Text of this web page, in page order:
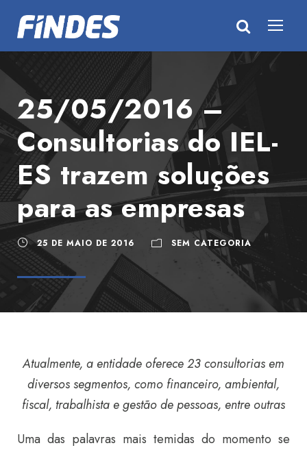
25/05/2016 –
Consultorias do IEL-
ES trazem soluções
para as empresas
25 DE MAIO DE 2016 SEM CATEGORIA
Atualmente, a entidade oferece 23 consultorias em
diversos segmentos, como financeiro, ambiental,
fiscal, trabalhista e gestão de pessoas, entre outras
Uma das palavras mais temidas do momento se